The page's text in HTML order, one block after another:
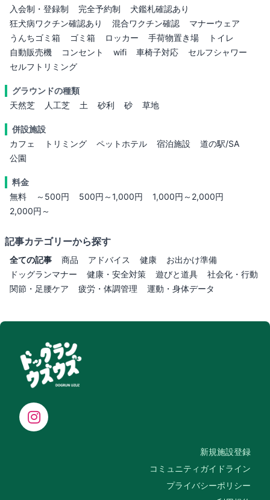
入会制・登録制
完全予約制
犬鑑札確認あり
狂犬病ワクチン確認あり
混合ワクチン確認
マナーウェア
うんちゴミ箱
ゴミ箱 ロッカー 手荷物置き場
トイレ
自動販売機
コンセント wifi 車椅子対応
セルフシャワー
セルフトリミング
グラウンドの種類
天然芝
人工芝 土 砂利 砂 草地
併設施設
カフェ
トリミング ペットホテル 宿泊施設
道の駅/SA
公園
料金
無料
～500円 500円～1,000円
1,000円～2,000円
2,000円～
記事カテゴリーから探す
全ての記事 商品 アドバイス 健康
お出かけ準備
ドッグランマナー
健康・安全対策 遊びと道具
社会化・行動
関節・足腰ケア
疲労・体調管理 運動・身体データ
新規施設登録
コミュニティガイドライン
プライバシーポリシー